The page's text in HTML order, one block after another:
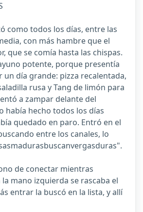
como todos los días, entre las
con más hambre que el
que se comía hasta las chispas.
potente, porque presentía
un día grande: pizza recalentada,
rusa y Tang de limón para
a zampar delante del
había hecho todos los días
quedado en paro. Entró en el
entre los canales, lo
de conectar mientras
mano izquierda se rascaba el
entrar la buscó en la lista, y allí